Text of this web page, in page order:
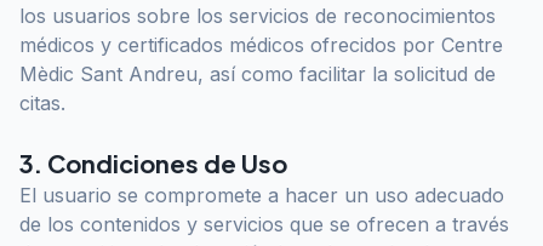
los usuarios sobre los servicios de reconocimientos
médicos y certificados médicos ofrecidos por Centre
Mèdic Sant Andreu, así como facilitar la solicitud de
citas.
3. Condiciones de Uso
El usuario se compromete a hacer un uso adecuado
de los contenidos y servicios que se ofrecen a través